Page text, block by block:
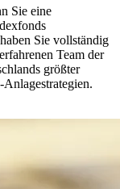
Sie eine
Sie vollständig
Team der
größter